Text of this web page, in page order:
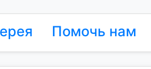
Помочь нам